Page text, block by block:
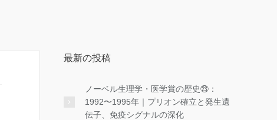
最新の投稿
ノーベル生理学・医学賞の歴史㉓：
1992〜1995年｜プリオン確立と発生遺
伝子、免疫シグナルの深化